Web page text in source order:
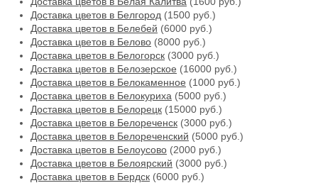
Доставка цветов в Белгород (1500 руб.)
Доставка цветов в Белебей (6000 руб.)
Доставка цветов в Белово (8000 руб.)
Доставка цветов в Белогорск (3000 руб.)
Доставка цветов в Белозерское (16000 руб.)
Доставка цветов в Белокаменное (1000 руб.)
Доставка цветов в Белокуриха (5000 руб.)
Доставка цветов в Белорецк (15000 руб.)
Доставка цветов в Белореченск (3000 руб.)
Доставка цветов в Белореченский (5000 руб.)
Доставка цветов в Белоусово (2000 руб.)
Доставка цветов в Белоярский (3000 руб.)
Доставка цветов в Бердск (6000 руб.)